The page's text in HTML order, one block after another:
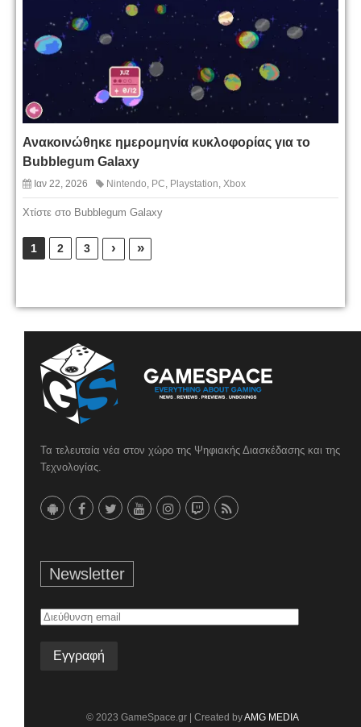
Ανακοινώθηκε ημερομηνία κυκλοφορίας για το
Bubblegum Galaxy
Ιαν 22, 2026 Nintendo, PC, Playstation, Xbox
Χτίστε στο Bubblegum Galaxy
1 2 3 › »
Τα τελευταία νέα στον χώρο της Ψηφιακής Διασκέδασης και της
Τεχνολογίας.
Newsletter
Διεύθυνση
© 2023 GameSpace.gr | Created byAMG MEDIA